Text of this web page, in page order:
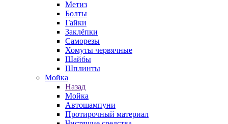
Метиз
Болты
Гайки
Заклёпки
Саморезы
Хомуты червячные
Шайбы
Шплинты
Мойка
Назад
Мойка
Автошампуни
Протирочный материал